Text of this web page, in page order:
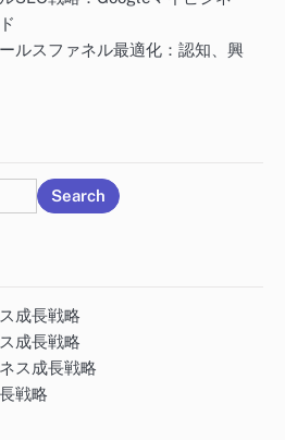
ルスファネル最適化：認知、興
成長戦略
成長戦略
ス成長戦略
戦略